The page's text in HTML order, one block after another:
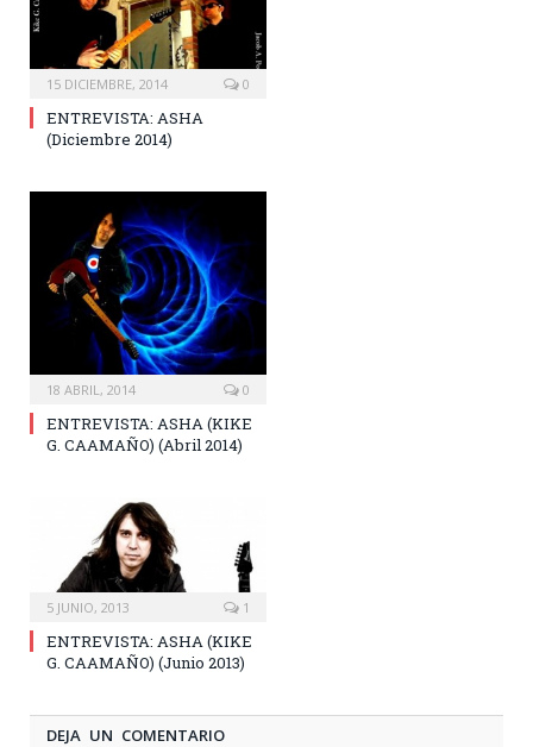
15 DICIEMBRE, 2014 0
ENTREVISTA: ASHA
(Diciembre 2014)
18 ABRIL, 2014 0
ENTREVISTA: ASHA (KIKE
G. CAAMAÑO) (Abril 2014)
5 JUNIO, 2013 1
ENTREVISTA: ASHA (KIKE
G. CAAMAÑO) (Junio 2013)
DEJA UN COMENTARIO